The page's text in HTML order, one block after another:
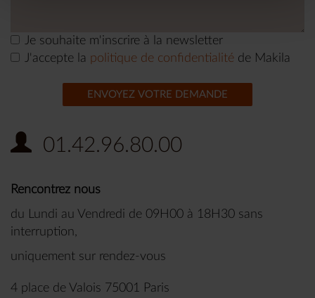
Je souhaite m'inscrire à la newsletter
J'accepte la politique de confidentialité de Makila
ENVOYEZ VOTRE DEMANDE
01.42.96.80.00
Rencontrez nous
du Lundi au Vendredi de 09H00 à 18H30 sans
interruption,
uniquement sur rendez-vous
4 place de Valois 75001 Paris